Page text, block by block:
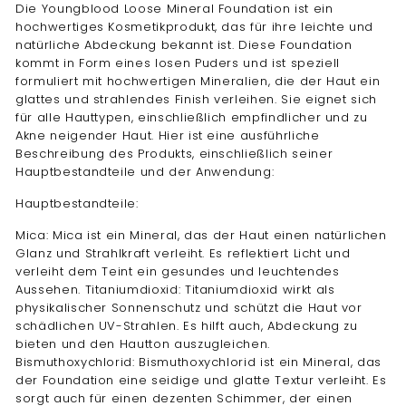
Die Youngblood Loose Mineral Foundation ist ein
hochwertiges Kosmetikprodukt, das für ihre leichte und
natürliche Abdeckung bekannt ist. Diese Foundation
kommt in Form eines losen Puders und ist speziell
formuliert mit hochwertigen Mineralien, die der Haut ein
glattes und strahlendes Finish verleihen. Sie eignet sich
für alle Hauttypen, einschließlich empfindlicher und zu
Akne neigender Haut. Hier ist eine ausführliche
Beschreibung des Produkts, einschließlich seiner
Hauptbestandteile und der Anwendung:
Hauptbestandteile:
Mica: Mica ist ein Mineral, das der Haut einen natürlichen
Glanz und Strahlkraft verleiht. Es reflektiert Licht und
verleiht dem Teint ein gesundes und leuchtendes
Aussehen. Titaniumdioxid: Titaniumdioxid wirkt als
physikalischer Sonnenschutz und schützt die Haut vor
schädlichen UV-Strahlen. Es hilft auch, Abdeckung zu
bieten und den Hautton auszugleichen.
Bismuthoxychlorid: Bismuthoxychlorid ist ein Mineral, das
der Foundation eine seidige und glatte Textur verleiht. Es
sorgt auch für einen dezenten Schimmer, der einen